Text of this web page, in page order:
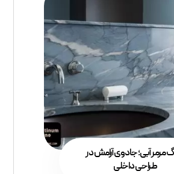
مرمر آبی؛ جادوی آرامش در
طراحی داخلی